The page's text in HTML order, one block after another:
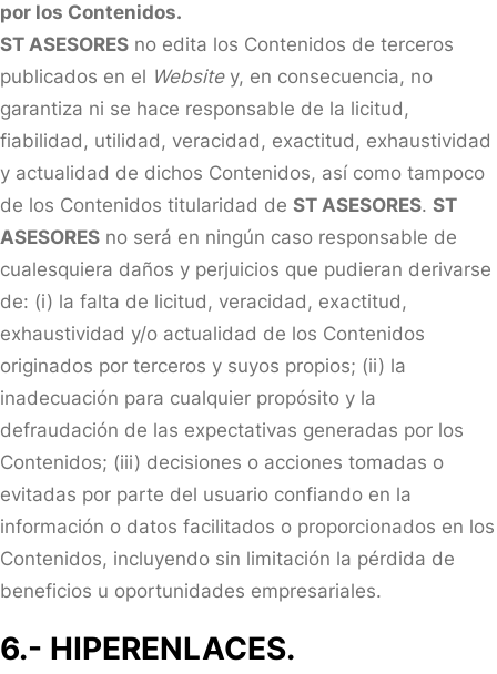
por los Contenidos.
ST ASESORES no edita los Contenidos de terceros
publicados en el Websitey, en consecuencia, no
garantiza ni se hace responsable de la licitud,
fiabilidad, utilidad, veracidad, exactitud, exhaustividad
y actualidad de dichos Contenidos, así como tampoco
de los Contenidos titularidad de ST ASESORES. ST
ASESORES no será en ningún caso responsable de
cualesquiera daños y perjuicios que pudieran derivarse
de: (i) la falta de licitud, veracidad, exactitud,
exhaustividad y/o actualidad de los Contenidos
originados por terceros y suyos propios; (ii) la
inadecuación para cualquier propósito y la
defraudación de las expectativas generadas por los
Contenidos; (iii) decisiones o acciones tomadas o
evitadas por parte del usuario confiando en la
información o datos facilitados o proporcionados en los
Contenidos, incluyendo sin limitación la pérdida de
beneficios u oportunidades empresariales.
6.- HIPERENLACES.